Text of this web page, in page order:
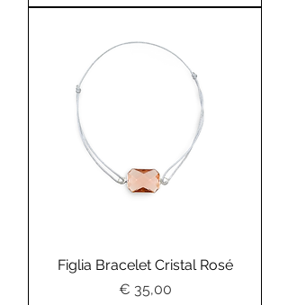
Figlia Bracelet Cristal Rosé
Preis
€ 35,00